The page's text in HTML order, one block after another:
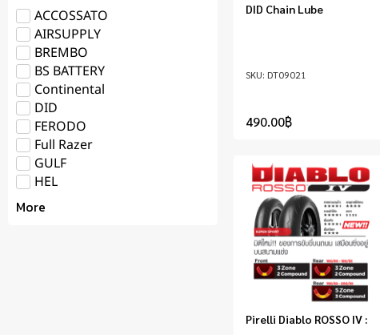
ACCOSSATO
AIRSUPPLY
BREMBO
BS BATTERY
Continental
DID
FERODO
Full Razer
GULF
HEL
More
DT09021
DID Chain Lube
490.00฿
Pirelli Diablo ROSSO IV :